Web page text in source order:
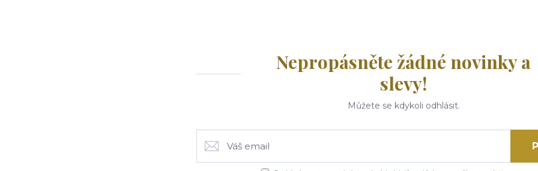
Nepropásněte žádné novinky a
slevy!
Můžete se kdykoli odhlásit.